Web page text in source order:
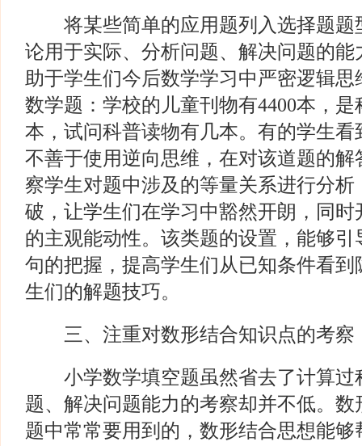
将某些简单的应用题列入选择题题
论用于实际、分析问题、解决问题的
助于学生们今后数学学习中严密逻辑
数学题：学校的儿童刊物有4400本，是
本，试问科普读物有几本。有的学生
不善于使用逆向思维，在对该道题的
察学生对题中涉及的等量关系进行分
破，让学生们在学习中豁然开朗，同
的主观能动性。该类题的设置，能够
句的把握，提高学生们从已知条件看
生们的解题技巧。
三、注重对数形结合知识点的考察
小学数学填空题虽然省去了计算过
题、解决问题能力的考察却并不低。
题中常常要用到的，数形结合思想能